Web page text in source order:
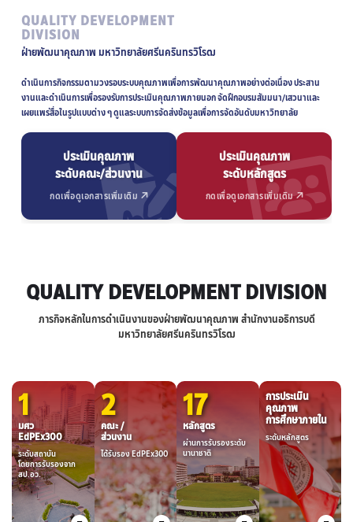
QUALITY DEVELOPMENT
DIVISION
ฝ่ายพัฒนาคุณภาพมหาวิทยาลัยศรีนครินทรวิโรฒ
ดำเนินการกิจกรรมตามวงรอบระบบคุณภาพเพื่อการพัฒนาคุณภาพอย่างต่อเนื่อง ประสาน
งานและดำเนินการเพื่อรองรับการประเมินคุณภาพภายนอก จัดฝึกอบรมสัมมนา/เสวนาและ
เผยแพร่สื่อในรูปแบบต่าง ๆ ดูแลระบบการจัดส่งข้อมูลเพื่อการจัดอันดับมหาวิทยาลัย
ประเมินคุณภาพ
ระดับคณะ/ส่วนงาน
กดเพื่อดูเอกสารเพิ่มเติม
ประเมินคุณภาพ
ระดับหลักสูตร
กดเพื่อดูเอกสารเพิ่มเติม
QUALITY DEVELOPMENT DIVISION
ภารกิจหลักในการดำเนินงานของฝ่ายพัฒนาคุณภาพ สำนักงานอธิการบดี
มหาวิทยาลัยศรีนครินทรวิโรฒ
1
มศว
EdPEx300
ระดับสถาบัน
โดยการรับรองจาก
สป.อว.
2
คณะ /
ส่วนงาน
ได้รับรอง EdPEx300
17
หลักสูตร
ผ่านการรับรองระดับ
นานาชาติ
การประเมิน
คุณภาพ
การศึกษาภายใน
ระดับหลักสูตร